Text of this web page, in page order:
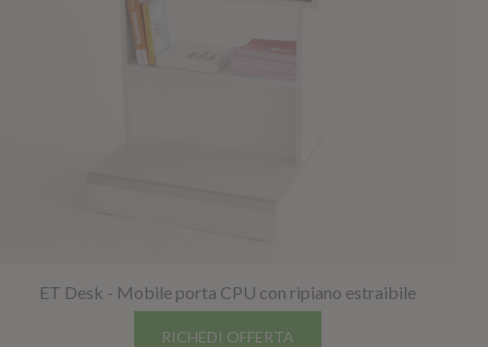
ET Desk - Mobile porta CPU con ripiano estraibile
RICHEDI OFFERTA